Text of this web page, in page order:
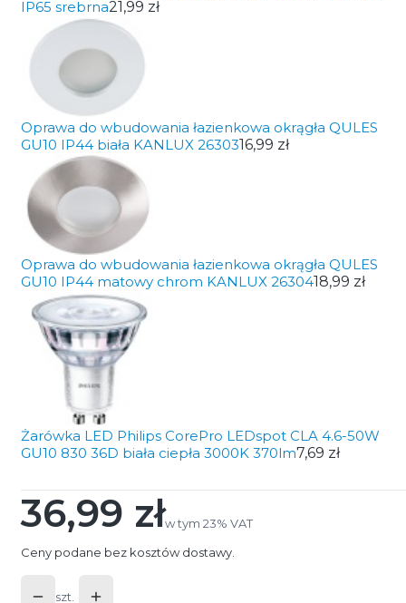
IP65 srebrna21,99 zł
Oprawa do wbudowania łazienkowa okrągła QULES
GU10 IP44 biała KANLUX 2630316,99 zł
Oprawa do wbudowania łazienkowa okrągła QULES
GU10 IP44 matowy chrom KANLUX 2630418,99 zł
Żarówka LED Philips CorePro LEDspot CLA 4.6-50W
GU10 830 36D biała ciepła 3000K 370lm7,69 zł
Cena
36,99 złw tym 23% VAT
w tym 23% VAT
Ceny podane bez kosztów dostawy.
szt.